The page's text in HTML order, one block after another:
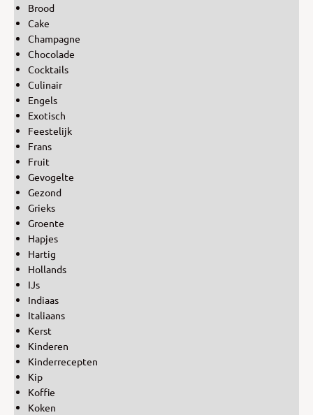
Brood
Cake
Champagne
Chocolade
Cocktails
Culinair
Engels
Exotisch
Feestelijk
Frans
Fruit
Gevogelte
Gezond
Grieks
Groente
Hapjes
Hartig
Hollands
IJs
Indiaas
Italiaans
Kerst
Kinderen
Kinderrecepten
Kip
Koffie
Koken